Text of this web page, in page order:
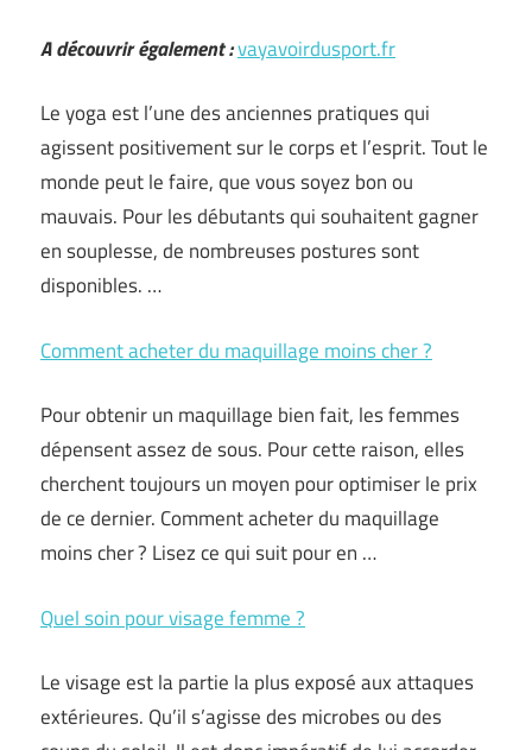
A découvrir également :vayavoirdusport.fr
Le yoga est l’une des anciennes pratiques qui
agissent positivement sur le corps et l’esprit. Tout le
monde peut le faire, que vous soyez bon ou
mauvais. Pour les débutants qui souhaitent gagner
en souplesse, de nombreuses postures sont
disponibles. …
Comment acheter du maquillage moins cher ?
Pour obtenir un maquillage bien fait, les femmes
dépensent assez de sous. Pour cette raison, elles
cherchent toujours un moyen pour optimiser le prix
de ce dernier. Comment acheter du maquillage
moins cher ? Lisez ce qui suit pour en …
Quel soin pour visage femme ?
Le visage est la partie la plus exposé aux attaques
extérieures. Qu’il s’agisse des microbes ou des